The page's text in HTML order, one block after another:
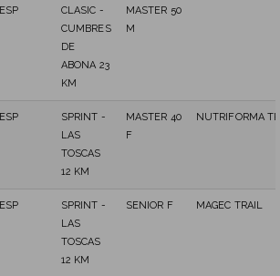
ESP
CLASIC -
CUMBRES
DE
ABONA 23
KM
MASTER 50
M
ESP
SPRINT -
LAS
TOSCAS
12 KM
MASTER 40
F
NUTRIFORMA
ESP
SPRINT -
LAS
TOSCAS
12 KM
SENIOR F MAGEC TRAIL